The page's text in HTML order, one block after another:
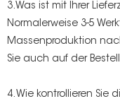
3.Was ist mit Ihrer
Normalerweise 3-5
Massenproduktion
Sie auch auf der
4. Wie kontrollieren Sie